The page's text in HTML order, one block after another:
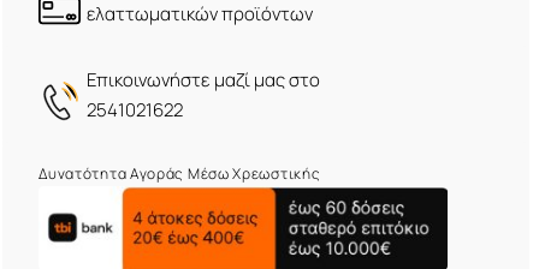
ελαττωματικών προϊόντων
Eπικοινωνήστε μαζί μας στο
2541021622
Δυνατότητα Αγοράς Μέσω Χρεωστικής